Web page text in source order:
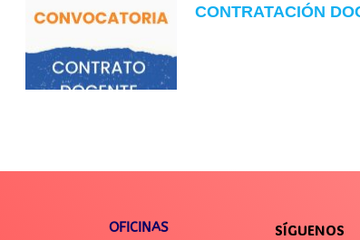
CONTRATACIÓN
OFICINAS
SÍGUENOS